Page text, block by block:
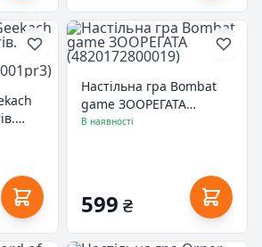
Настільна гра Bombat
game ЗООРЕГАТА
(4820172800019)
В наявності
599 ₴